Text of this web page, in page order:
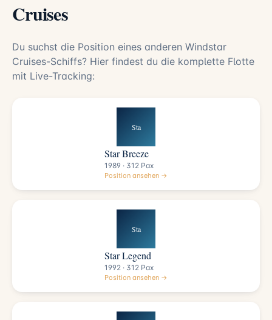
Cruises
Du suchst die Position eines anderen Windstar
Cruises-Schiffs? Hier findest du die komplette Flotte
mit Live-Tracking:
Sta
Star Breeze
1989 · 312 Pax
Position ansehen →
Sta
Star Legend
1992 · 312 Pax
Position ansehen →